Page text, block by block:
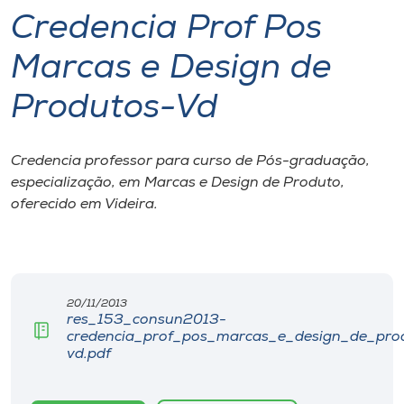
I.nova
Diplomados
CPA
Editora
Credencia Prof Pos
Marcas e Design de
Produtos-Vd
Credencia professor para curso de Pós-graduação,
especialização, em Marcas e Design de Produto,
oferecido em Videira.
20/11/2013
res_153_consun2013-
vd.pdf